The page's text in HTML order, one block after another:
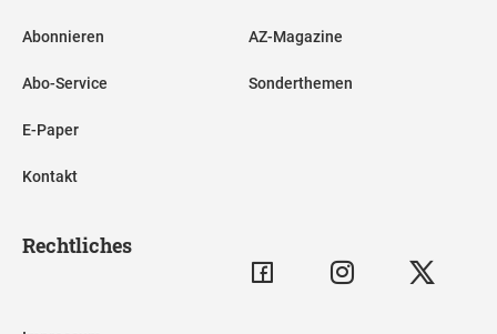
Abonnieren
Abo-Service
E-Paper
Kontakt
AZ-Magazine
Sonderthemen
Rechtliches